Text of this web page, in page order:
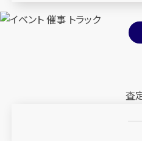
査